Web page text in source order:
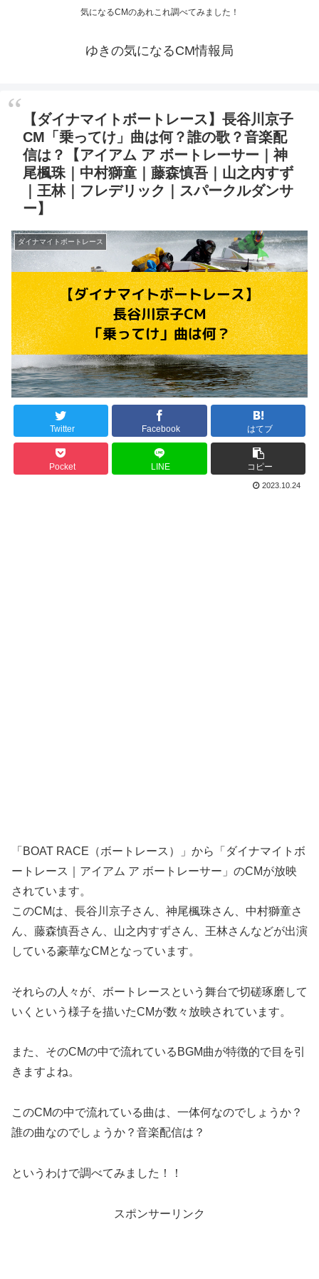
気になるCMのあれこれ調べてみました！
ゆきの気になるCM情報局
【ダイナマイトボートレース】長谷川京子
CM「乗ってけ」曲は何？誰の歌？音楽配
信は？【アイアム ア ボートレーサー｜神
尾楓珠｜中村獅童｜藤森慎吾｜山之内すず
｜王林｜フレデリック｜スパークルダンサ
ー】
ダイナマイトボートレース
Twitter Facebook はてブ
Pocket LINE コピー
2023.10.24
「BOAT RACE（ボートレース）」から「ダイナマイトボ
ートレース｜アイアム ア ボートレーサー」のCMが放映
されています。
このCMは、長谷川京子さん、神尾楓珠さん、中村獅童さ
ん、藤森慎吾さん、山之内すずさん、王林さんなどが出演
している豪華なCMとなっています。
それらの人々が、ボートレースという舞台で切磋琢磨して
いくという様子を描いたCMが数々放映されています。
また、そのCMの中で流れているBGM曲が特徴的で目を引
きますよね。
このCMの中で流れている曲は、一体何なのでしょうか？
誰の曲なのでしょうか？音楽配信は？
というわけで調べてみました！！
スポンサーリンク